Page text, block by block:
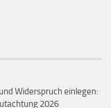
Widerspruch einlegen:
2026